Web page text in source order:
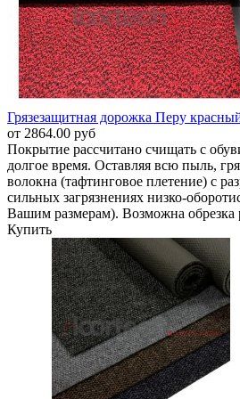
Грязезащитная дорожка Перу
от 2864.00 руб
Покрытие рассчитано счищать с
долгое время. Оставляя всю пыль,
волокна (тафтинговое плетение) с
сильных загрязнениях низко-
Вашим размерам). Возможна обрезка
Купить